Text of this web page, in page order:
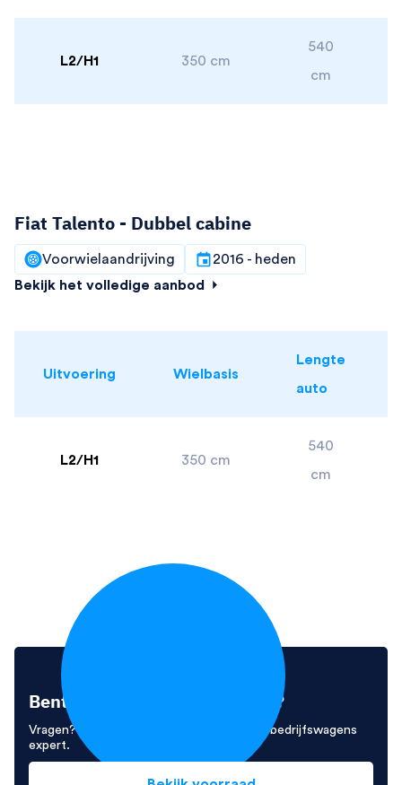
L2/H1 350 cm
540
cm
Fiat Talento - Dubbel cabine
Voorwielaandrijving
2016 - heden
Bekijk het volledige aanbod
Uitvoering Wielbasis
Lengte
auto
L2/H1 350 cm
540
cm
Bent u enthousiast geworden?
Vragen? Neem contact op met Ivo, onze bedrijfswagens
expert.